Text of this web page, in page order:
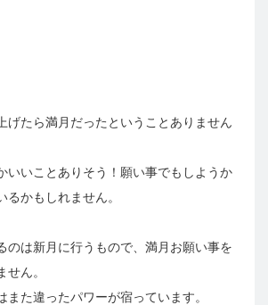
げたら満月だったということありません
いいことありそう！願い事でもしようか
るかもしれません。
のは新月に行うもので、満月お願い事を
せん。
また違ったパワーが宿っています。